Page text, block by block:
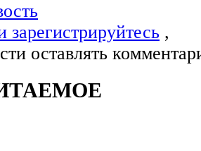
зарегистрируйтесь ,
оставлять